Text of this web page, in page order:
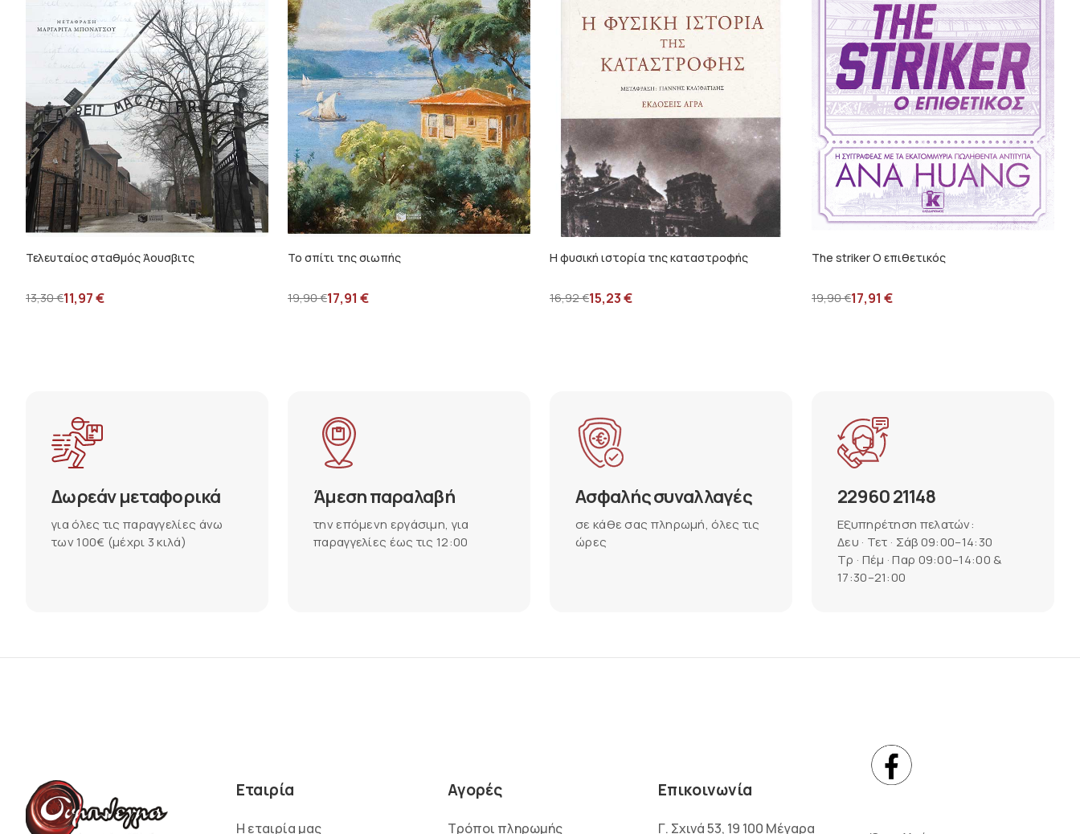
Τελευταίος σταθμός Άουσβιτς
13,30€11,97€
Το σπίτι της σιωπής
19,90€17,91 €
Η φυσική ιστορία της καταστροφής
16,92€15,23€
The striker Ο επιθετικός
19,90€17,91 €
Δωρεάν μεταφορικά
για όλες τις παραγγελίες άνω
των 100€ (μέχρι 3 κιλά)
Άμεση παραλαβή
την επόμενη εργάσιμη, για
παραγγελίες έως τις 12:00
Ασφαλής συναλλαγές
σε κάθε σας πληρωμή, όλες τις
ώρες
22960 21148
Εξυπηρέτηση πελατών:
Δευ · Τετ · Σάβ 09:00–14:30
Τρ · Πέμ · Παρ 09:00–14:00 &
17:30–21:00
Εταιρία
Η εταιρία μας
Αγορές
Τρόποι πληρωμής
Επικοινωνία
Γ. Σχινά 53, 19 100 Μέγαρα